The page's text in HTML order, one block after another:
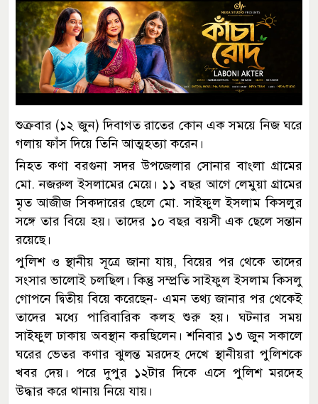
শুক্রবার (১২ জুন) দিবাগত রাতের কোন এক সময়ে নিজ ঘরে
গলায় ফাঁস দিয়ে তিনি আত্মহত্যা করেন।
নিহত কণা বরগুনা সদর উপজেলার সোনার বাংলা গ্রামের
মো. নজরুল ইসলামের মেয়ে। ১১ বছর আগে লেমুয়া গ্রামের
মৃত আজীজ সিকদারের ছেলে মো. সাইফুল ইসলাম কিসলুর
সঙ্গে তার বিয়ে হয়। তাদের ১০ বছর বয়সী এক ছেলে সন্তান
রয়েছে।
পুলিশ ও স্থানীয় সূত্রে জানা যায়, বিয়ের পর থেকে তাদের
সংসার ভালোই চলছিল। কিন্তু সম্প্রতি সাইফুল ইসলাম কিসলু
গোপনে দ্বিতীয় বিয়ে করেছেন- এমন তথ্য জানার পর থেকেই
তাদের মধ্যে পারিবারিক কলহ শুরু হয়। ঘটনার সময়
সাইফুল ঢাকায় অবস্থান করছিলেন। শনিবার ১৩ জুন সকালে
ঘরের ভেতর কণার ঝুলন্ত মরদেহ দেখে স্থানীয়রা পুলিশকে
খবর দেয়। পরে দুপুর ১২টার দিকে এসে পুলিশ মরদেহ
উদ্ধার করে থানায় নিয়ে যায়।